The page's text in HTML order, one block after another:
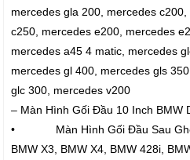
mercedes gla 200, mercedes
c250, mercedes e200, mercedes
mercedes a45 4 matic, mercedes
mercedes gl 400, mercedes gls
glc 300, mercedes v200
– Màn Hình Gối Đầu 10 Inch BMW
• Màn Hình Gối Đầu Sau Ghế
BMW X3, BMW X4, BMW 428i,